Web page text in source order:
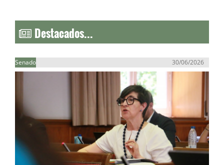
Destacados...
Senado 30/06/2026